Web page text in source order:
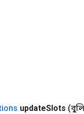
updateSlots